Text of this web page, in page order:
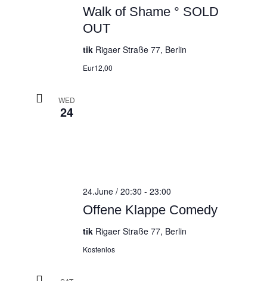
Walk of Shame ° SOLD
OUT
tik Rigaer Straße 77, Berlin
Eur12,00
WED
24
Offene Klappe Comedy
24.June / 20:30 - 23:00
tik Rigaer Straße 77, Berlin
Kostenlos